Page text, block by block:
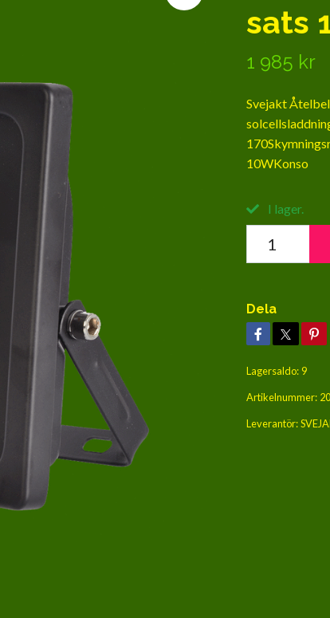
sats
1 985 kr
Svejakt
10WKonso
I lager.
Dela
Lagersaldo: 9
Artikelnummer:
Leverantör: